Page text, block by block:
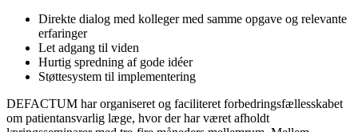
Direkte dialog med kolleger med samme opgave og relevante
erfaringer
Let adgang til viden
Hurtig spredning af gode idéer
Støttesystem til implementering
DEFACTUM har organiseret og faciliteret forbedringsfællesskabet
om patientansvarlig læge, hvor der har været afholdt